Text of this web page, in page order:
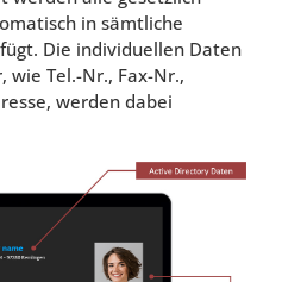
in sämtliche
Die individuellen Daten
Tel.-Nr., Fax-Nr.,
werden dabei